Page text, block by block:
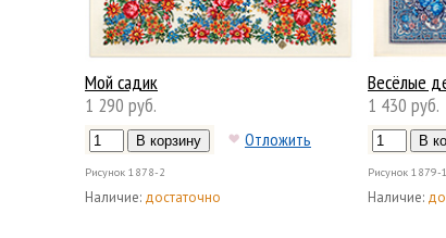
Мой садик
1 290 руб.
Отложить
Рисунок 1878-2
Наличие: достаточно
Весёлые
1 430 руб.
Рисунок 1879-1
Наличие: